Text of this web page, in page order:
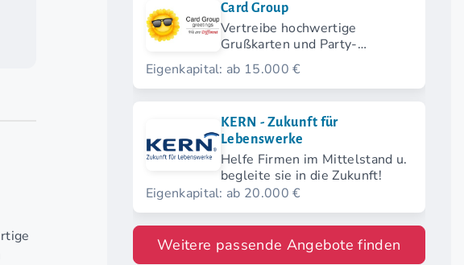
Card Group
Vertreibe hochwertige
Grußkarten und Party-
Produkte mit
Kommissionssystem.
Eigenkapital: ab 15.000 €
KERN - Zukunft für
Lebenswerke
Helfe Firmen im Mittelstand u.
begleite sie in die Zukunft!
Eigenkapital: ab 20.000 €
Weitere passende Angebote finden